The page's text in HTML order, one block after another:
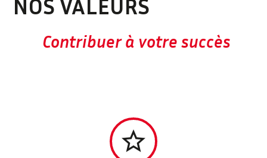
NOS VALEURS
Contribuer à votre succès

